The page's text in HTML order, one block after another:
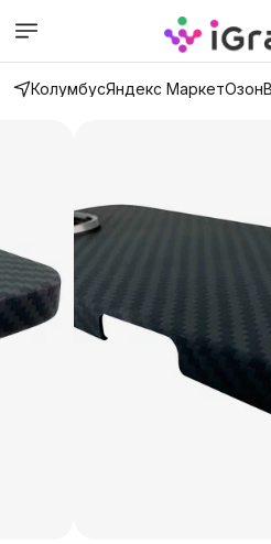
КолумбусЯндекс МаркетОзон